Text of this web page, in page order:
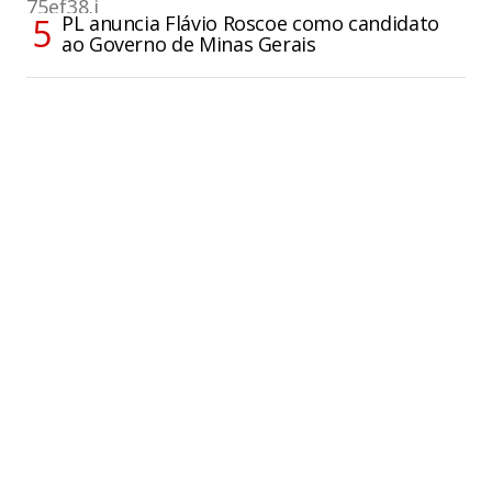
PL anuncia Flávio Roscoe como candidato
ao Governo de Minas Gerais